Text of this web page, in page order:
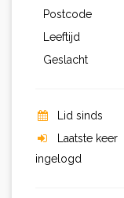
Postcode
Leeftijd
Geslacht
Lid sinds
Laatste keer
ingelogd